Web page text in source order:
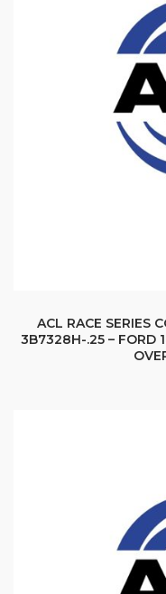
ACL RACE SERIES
3B7328H-.25 – FORD